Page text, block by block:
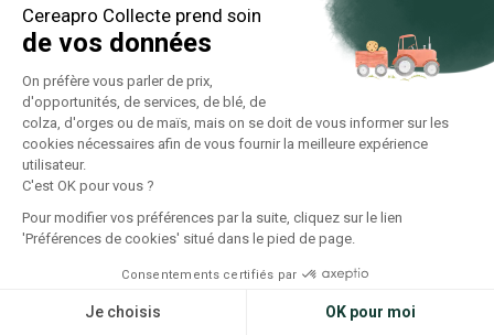
Collecte Appro
NOUVELLE CAMPAGNE
Vente Blé Récolte 2024
Vente Colza Récolte 2024
CONDITIONS GÉNÉRALES
Conditions générales d'utilisation